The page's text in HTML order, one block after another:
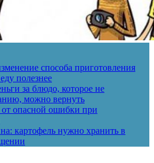
способа приготовления
полезнее
за блюдо, которое не
можно вернуть
опасной ошибки при
картофель нужно хранить в